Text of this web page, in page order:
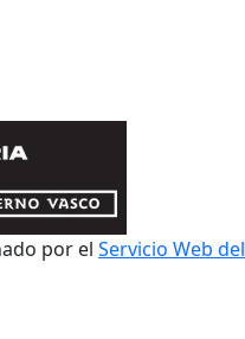
por el Servicio Web del